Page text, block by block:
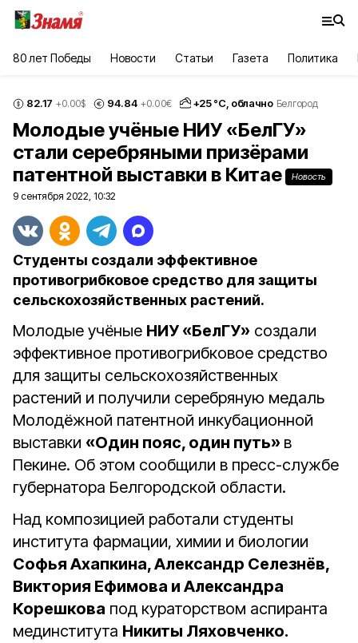
80 лет Победы Новости Статьи Газета Политика
82.17 +0.00$ 94.84 +0.00€ +25°С, облачно Белгород
Молодые учёные НИУ «БелГУ»
стали серебряными призёрами
патентной выставки в Китае
Новость
9 сентября 2022, 10:32
Студенты создали эффективное
противогрибковое средство для защиты
сельскохозяйственных растений.
Молодые учёные НИУ «БелГУ» создали
эффективное противогрибковое средство
для защиты сельскохозяйственных
растений и получили серебряную медаль
Молодёжной патентной инкубационной
выставки «Один пояс, один путь» в
Пекине. Об этом сообщили в пресс-службе
губернатора Белгородской области.
Над композицией работали студенты
института фармации, химии и биологии
Софья Ахапкина, Александр Селезнёв,
Виктория Ефимова и Александра
Корешкова под кураторством аспиранта
мединститута Никиты Ляховченко.